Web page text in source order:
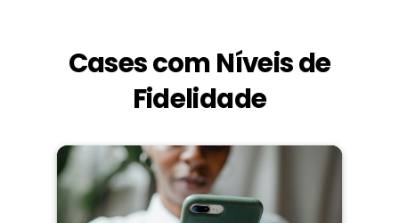
Cases com Níveis de
Fidelidade